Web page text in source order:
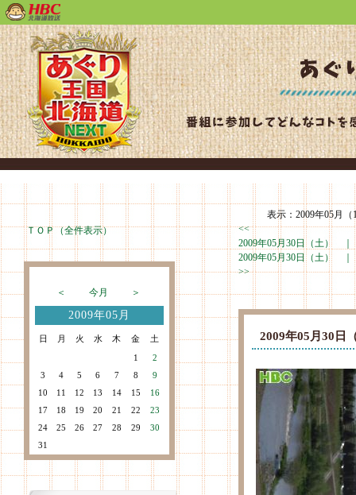
ＴＯＰ（全件表示）
＜ 今月 ＞
2009年05月
日 月 火 水 木 金
土
1
2
3
4 5 6 7 8
9
10
11 12 13 14 15
16
17
18 19 20 21 22
23
24
25 26 27 28 29
30
31
表示：2009年05月（
<<
2009年05月30日（土）
2009年05月30日（土）
>>
2009年05月30